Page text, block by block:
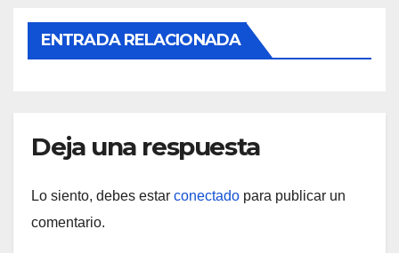
ENTRADA RELACIONADA
Deja una respuesta
Lo siento, debes estar conectado para publicar un
comentario.